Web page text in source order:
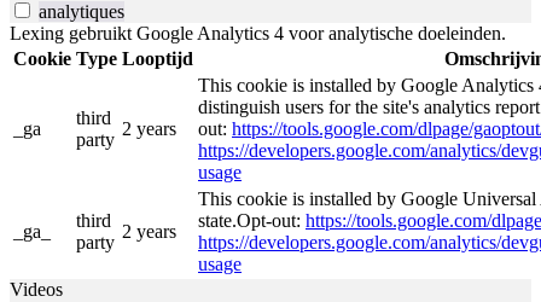
analytiques
Lexing gebruikt Google Analytics 4 voor analytische doeleinden.
Cookie Type Looptijd
_ga
third
party
2 years
This cookie is installed by Google Analytics
distinguish users for the site's analytics
out: https://tools.google.com/dlpage/
https://developers.google.com/analytics/
usage
_ga_
third
party
2 years
This cookie is installed by Google Universal
state.Opt-out: https://tools.google.com/
https://developers.google.com/analytics/
usage
Videos